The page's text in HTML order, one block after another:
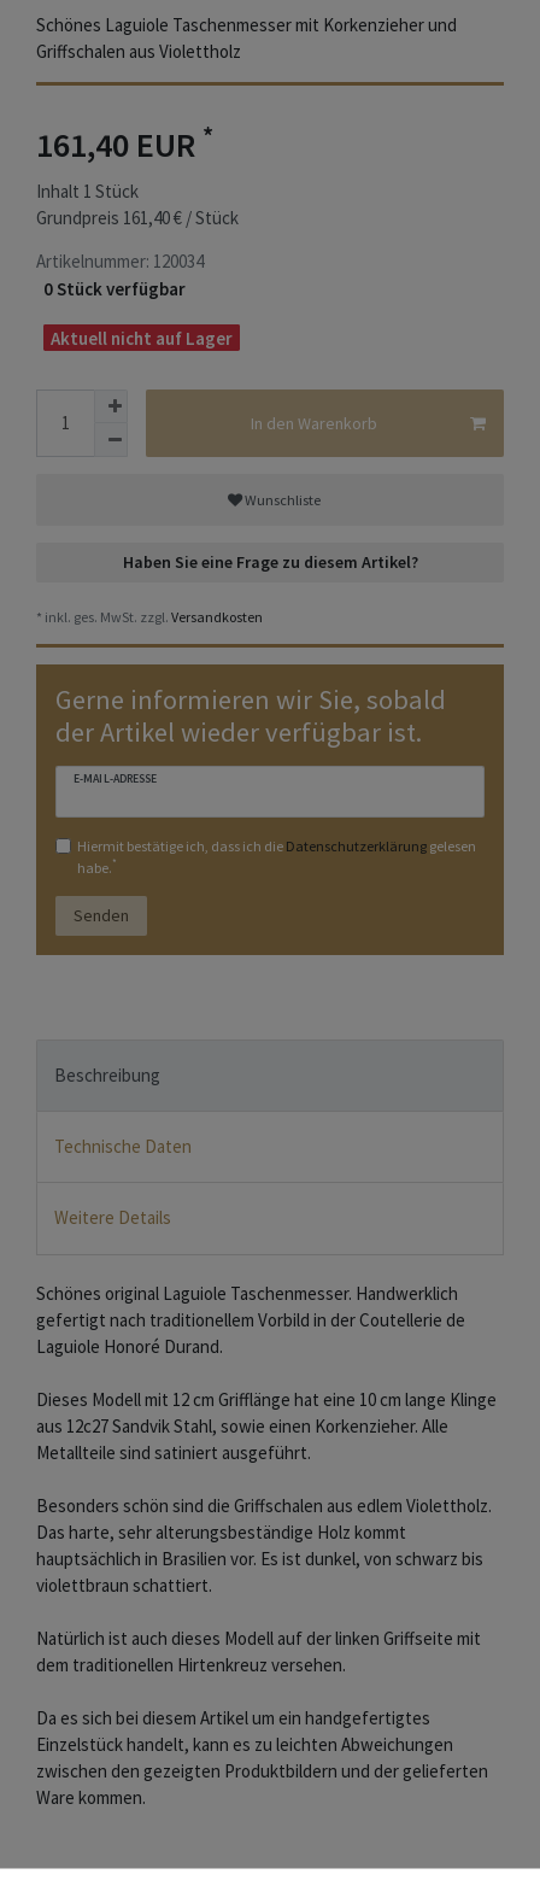
Schönes Laguiole Taschenmesser mit Korkenzieher und
Griffschalen aus Violettholz
161,40 EUR *
Inhalt 1 Stück
Grundpreis 161,40 € / Stück
Artikelnummer: 120034
0 Stück verfügbar
Aktuell nicht auf Lager
In den Warenkorb
Wunschliste
Haben Sie eine Frage zu diesem Artikel?
* inkl. ges. MwSt. zzgl. Versandkosten
Gerne informieren wir Sie, sobald
der Artikel wieder verfügbar ist.
E-MAIL-ADRESSE
Hiermit bestätige ich, dass ich die Daten­schutz­erklärunggelesen
habe.*
Senden
Beschreibung
Technische Daten
Weitere Details
Schönes original Laguiole Taschenmesser. Handwerklich
gefertigt nach traditionellem Vorbild in der Coutellerie de
Laguiole Honoré Durand.
Dieses Modell mit 12 cm Grifflänge hat eine 10 cm lange Klinge
aus 12c27 Sandvik Stahl, sowie einen Korkenzieher. Alle
Metallteile sind satiniert ausgeführt.
Besonders schön sind die Griffschalen aus edlem Violettholz.
Das harte, sehr alterungsbeständige Holz kommt
hauptsächlich in Brasilien vor. Es ist dunkel, von schwarz bis
violettbraun schattiert.
Natürlich ist auch dieses Modell auf der linken Griffseite mit
dem traditionellen Hirtenkreuz versehen.
Da es sich bei diesem Artikel um ein handgefertigtes
Einzelstück handelt, kann es zu leichten Abweichungen
zwischen den gezeigten Produktbildern und der gelieferten
Ware kommen.